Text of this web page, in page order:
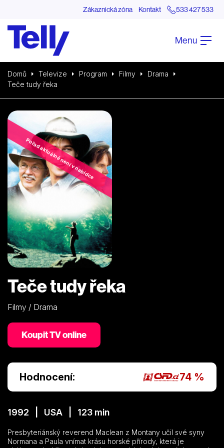
Zákaznická zóna Kontakt 533 427 533
Menu
Domů Televize Program Filmy
Drama
Teče tudy řeka
Pořad aktuálně není v nabídce
Teče tudy řeka
Filmy / Drama
Koupit TV online
Hodnocení: 74 %
1992 | USA | 123 min
Presbyteriánský reverend Maclean z Montany učil své syny
Normana a Paula vnímat krásu horské přírody, která je